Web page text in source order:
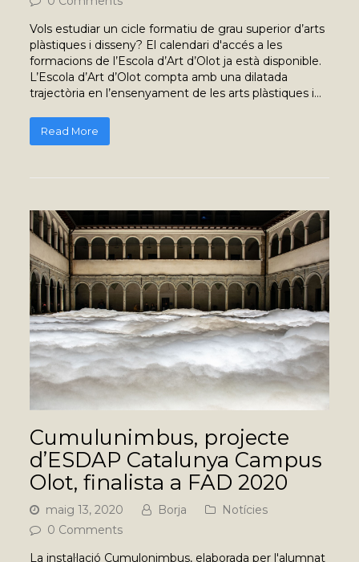
Vols estudiar un cicle formatiu de grau superior d’arts
plàstiques i disseny? El calendari d'accés a les
formacions de l’Escola d’Art d’Olot ja està disponible.
L’Escola d’Art d’Olot compta amb una dilatada
trajectòria en l’ensenyament de les arts plàstiques i…
Read More
Cumulunimbus, projecte
d’ESDAP Catalunya Campus
Olot, finalista a FAD 2020
maig 13, 2020 Borja
Notícies
0 Comments
La instal·lació Cumulonimbus, elaborada per l'alumnat